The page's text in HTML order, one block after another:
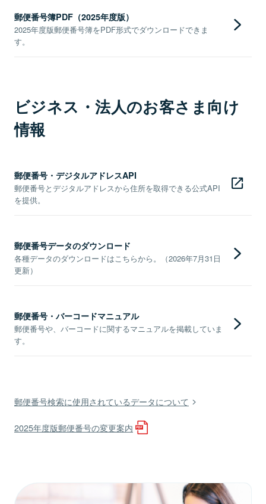
郵便番号簿PDF（2025年度版）
2025年度版郵便番号簿をPDF形式でダウンロードできま
す。
ビジネス・法人のお客さま向け
情報
郵便番号・デジタルアドレスAPI
郵便番号とデジタルアドレスから住所を取得できる公式API
を提供。
郵便番号データのダウンロード
各種データのダウンロードはこちらから。（2026年7月31日
更新）
郵便番号・バーコードマニュアル
郵便番号や、バーコードに関するマニュアルを掲載していま
す。
郵便番号検索に使用されているデータについて
2025年度版郵便番号の変更案内